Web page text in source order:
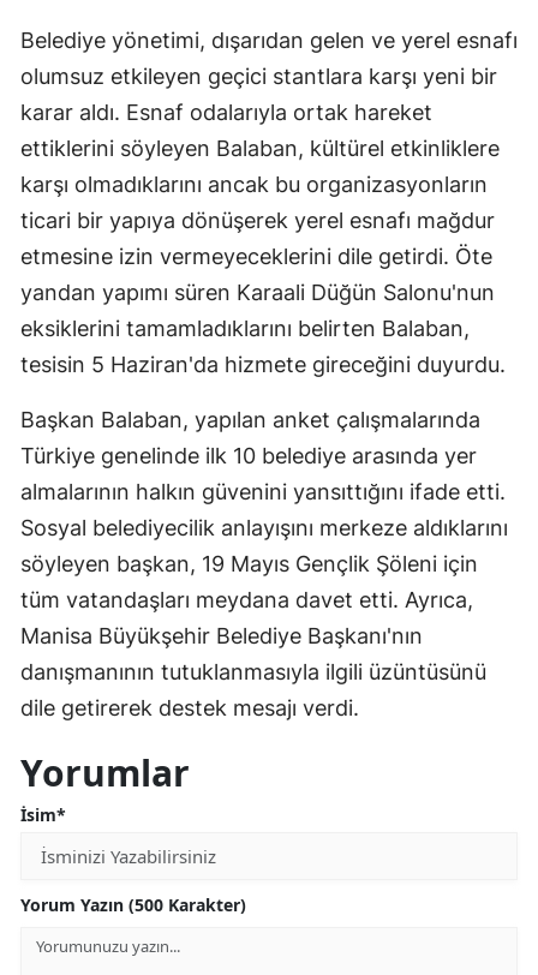
Belediye yönetimi, dışarıdan gelen ve yerel esnafı
olumsuz etkileyen geçici stantlara karşı yeni bir
karar aldı. Esnaf odalarıyla ortak hareket
ettiklerini söyleyen Balaban, kültürel etkinliklere
karşı olmadıklarını ancak bu organizasyonların
ticari bir yapıya dönüşerek yerel esnafı mağdur
etmesine izin vermeyeceklerini dile getirdi. Öte
yandan yapımı süren Karaali Düğün Salonu'nun
eksiklerini tamamladıklarını belirten Balaban,
tesisin 5 Haziran'da hizmete gireceğini duyurdu.
Başkan Balaban, yapılan anket çalışmalarında
Türkiye genelinde ilk 10 belediye arasında yer
almalarının halkın güvenini yansıttığını ifade etti.
Sosyal belediyecilik anlayışını merkeze aldıklarını
söyleyen başkan, 19 Mayıs Gençlik Şöleni için
tüm vatandaşları meydana davet etti. Ayrıca,
Manisa Büyükşehir Belediye Başkanı'nın
danışmanının tutuklanmasıyla ilgili üzüntüsünü
dile getirerek destek mesajı verdi.
Yorumlar
İsim*
Yorum Yazın (500 Karakter)